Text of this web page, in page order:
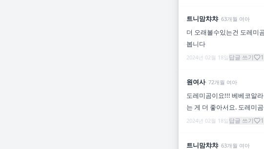
트니맘챠챠· 63개월 여아
더 오래볼수있는건 도레미
봅니다
2024년 02월 18일 답글 쓰기 1
원여사· 72개월 여아
도레미곰이요!!! 베베코알
는 게 더 좋아서요. 도레미
2024년 02월 18일 답글 쓰기 1
트니맘챠챠· 63개월 여아